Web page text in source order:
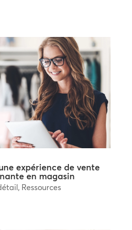
expérience de vente
en magasin
, Ressources